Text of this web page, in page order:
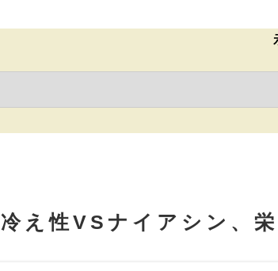
冷え性VSナイアシン、